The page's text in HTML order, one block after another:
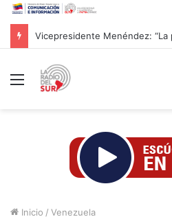
Menú
Inicio / Venezuela